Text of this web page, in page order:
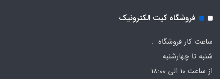
فروشگاه کیت الکترونیک
ساعت کار فروشگاه :
شنبه تا چهارشنبه
از ساعت 10 الی 18:00